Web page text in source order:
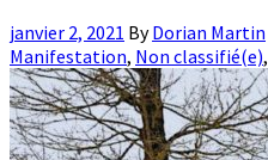
janvier 2, 2021 ByDorian Martin
Manifestation, Non classifié(e),